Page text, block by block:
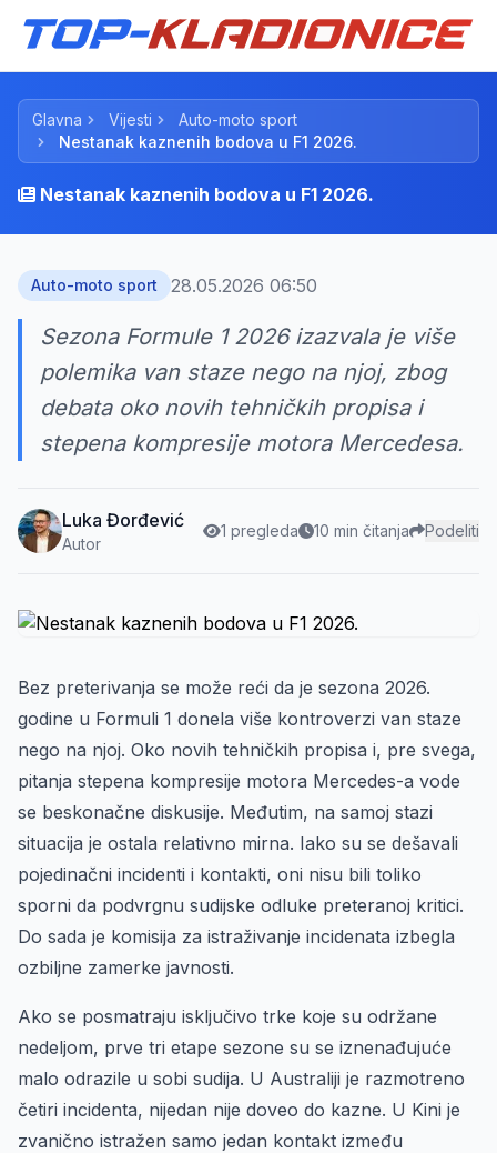
Glavna Vijesti
Auto-moto sport
Nestanak kaznenih bodova u F1 2026.
Nestanak kaznenih bodova u F1 2026.
Auto-moto sport 28.05.2026 06:50
Sezona Formule 1 2026 izazvala je više
polemika van staze nego na njoj, zbog
debata oko novih tehničkih propisa i
stepena kompresije motora Mercedesa.
Luka Đorđević
Autor
1 pregleda 10 min čitanja Podeliti
Bez preterivanja se može reći da je sezona 2026.
godine u Formuli 1 donela više kontroverzi van staze
nego na njoj. Oko novih tehničkih propisa i, pre svega,
pitanja stepena kompresije motora Mercedes-a vode
se beskonačne diskusije. Međutim, na samoj stazi
situacija je ostala relativno mirna. Iako su se dešavali
pojedinačni incidenti i kontakti, oni nisu bili toliko
sporni da podvrgnu sudijske odluke preteranoj kritici.
Do sada je komisija za istraživanje incidenata izbegla
ozbiljne zamerke javnosti.
Ako se posmatraju isključivo trke koje su održane
nedeljom, prve tri etape sezone su se iznenađujuće
malo odrazile u sobi sudija. U Australiji je razmotreno
četiri incidenta, nijedan nije doveo do kazne. U Kini je
zvanično istražen samo jedan kontakt između